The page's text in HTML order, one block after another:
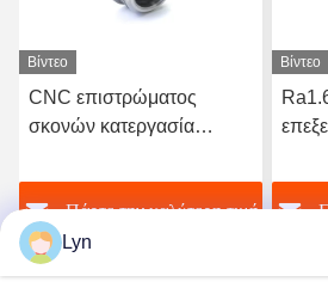
Βίντεο
CNC επιστρώματος
σκονών κατεργασία
αμμοβολών μερών
ανοξείδωτου
Πάρτε την καλύτερη τιμή
Βίντεο
Lyn